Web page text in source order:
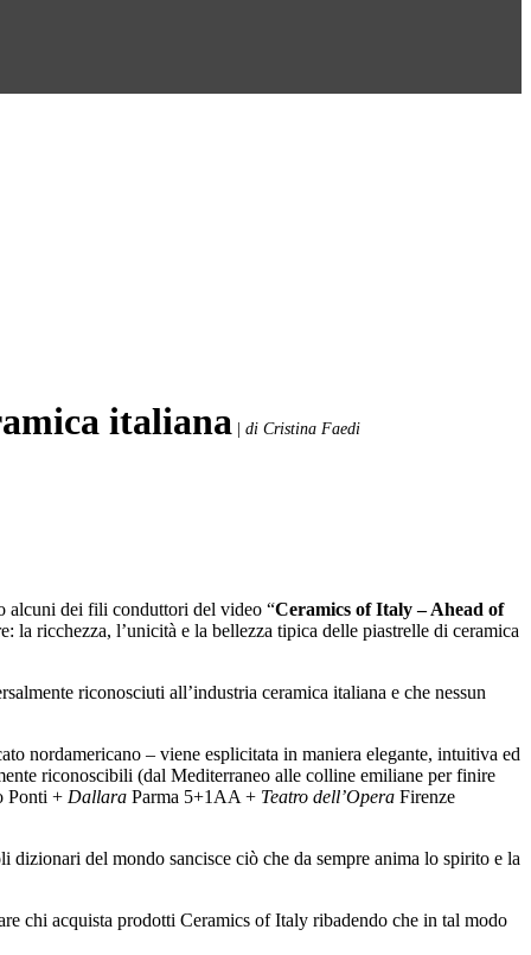
italiana di Cristina Faedi
alcuni dei fili conduttori del video “Ceramics of Italy – Ahead of
la ricchezza, l’unicità e la bellezza tipica delle piastrelle di ceramica
riconosciuti all’industria ceramica italiana e che nessun
nordamericano – viene esplicitata in maniera elegante, intuitiva ed
riconoscibili (dal Mediterraneo alle colline emiliane per finire
Ponti + Dallara Parma 5+1AA + Teatro dell’Opera Firenze
del mondo sancisce ciò che da sempre anima lo spirito e la
chi acquista prodotti Ceramics of Italy ribadendo che in tal modo